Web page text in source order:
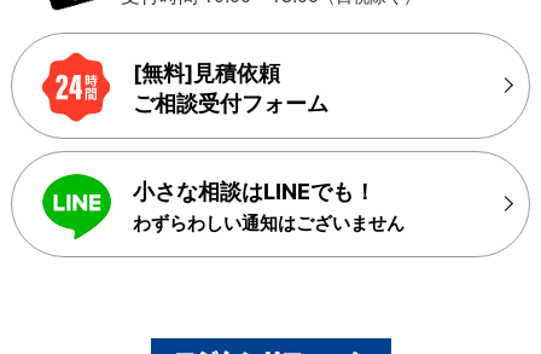
[無料]見積依頼
ご相談受付フォーム
小さな相談はLINEでも！
わずらわしい通知はございません